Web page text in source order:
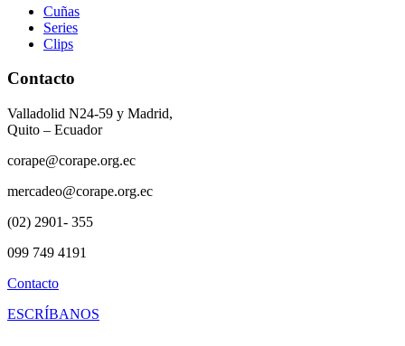
Cuñas
Series
Clips
Contacto
Valladolid N24-59 y Madrid,
Quito – Ecuador
corape@corape.org.ec
mercadeo@corape.org.ec
(02) 2901- 355
099 749 4191
Contacto
ESCRÍBANOS